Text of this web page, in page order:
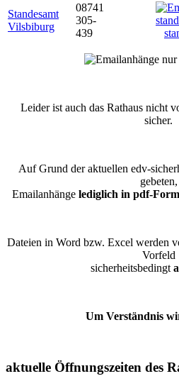
Standesamt
Vilsbiburg
08741
305-
439
Leider ist auch das Rathaus nicht
sicher.
Auf Grund der aktuellen edv-
gebeten,
Emailanhänge lediglich in pdf-Form
Dateien in Word bzw. Excel werden
Vorfeld
sicherheitsbedingt
Um Verständnis
aktuelle Öffnungszeiten des